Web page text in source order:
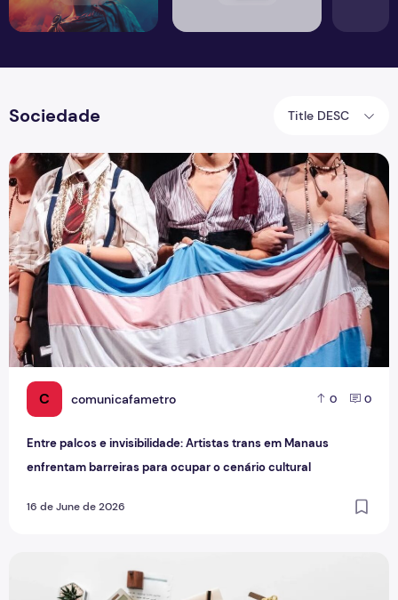
Sociedade Title DESC
C comunicafametro 0 0
Entre palcos e invisibilidade: Artistas trans em Manaus
enfrentam barreiras para ocupar o cenário cultural
16 de June de 2026
Entre palcos e invisibilidade: Artistas trans em Manaus